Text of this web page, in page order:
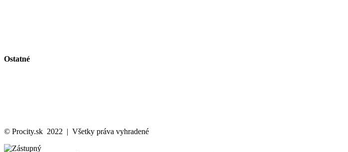
Ostatné
© Procity.sk 2022 | Všetky práva vyhradené